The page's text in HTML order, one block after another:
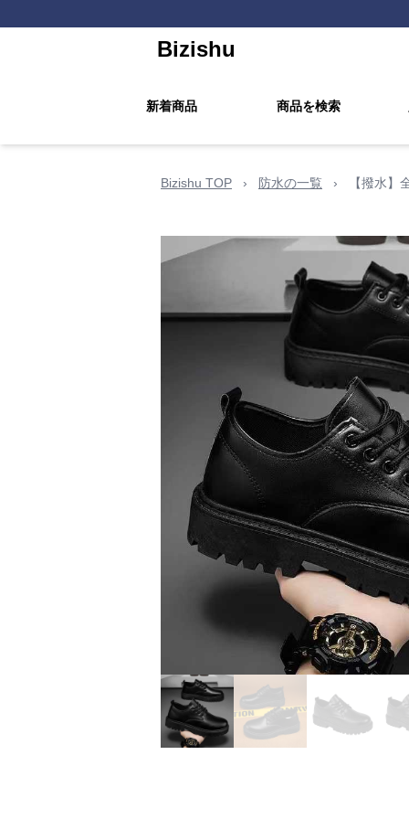
Bizishu
新着商品 商品を検索
Bizishu TOP › 防水の一覧 › 【撥水】